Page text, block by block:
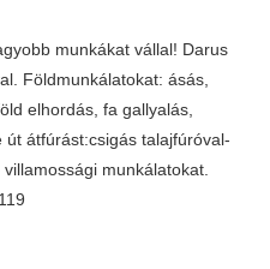
munkákat vállal! Darus
Földmunkálatokat: ásás,
elhordás, fa gallyalás,
átfúrást:csigás talajfúróval-
munkálatokat.